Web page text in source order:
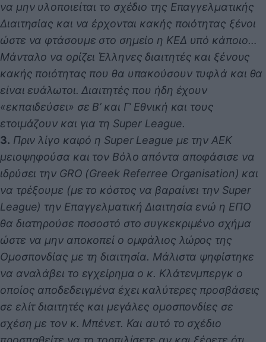
να μην υλοποιείται το σχέδιο της Επαγγελματικής
Διαιτησίας και να έρχονται κακής ποιότητας ξένοι
ώστε να φτάσουμε στο σημείο η ΚΕΔ υπό κάποιο…
Μάνταλο να ορίζει Έλληνες διαιτητές και ξένους
κακής ποιότητας που θα υπακούσουν τυφλά και θα
είναι ευάλωτοι. Διαιτητές που ήδη έχουν
«εκπαιδεύσει» σε Β’ και Γ’ Εθνική και τους
ετοιμάζουν και για τη Super League.
3. Πριν λίγο καιρό η Super League με την ΑΕΚ
μειοψηφούσα και τον Βόλο απόντα αποφάσισε να
ιδρύσει την GRO (Greek Referree Organisation) και
να τρέξουμε (με το κόστος να βαραίνει την Super
League) την Επαγγελματική Διαιτησία ενώ η ΕΠΟ
θα διατηρούσε ποσοστό στο συγκεκριμένο σχήμα
ώστε να μην αποκοπεί ο ομφάλιος λώρος της
Ομοσπονδίας με τη διαιτησία. Μάλιστα ψηφίστηκε
να αναλάβει το εγχείρημα ο κ. Κλάτενμπεργκ ο
οποίος αποδεδειγμένα έχει καλύτερες προσβάσεις
σε ελίτ διαιτητές και μεγάλες ομοσπονδίες σε
σχέση με τον κ. Μπένετ. Και αυτό το σχέδιο